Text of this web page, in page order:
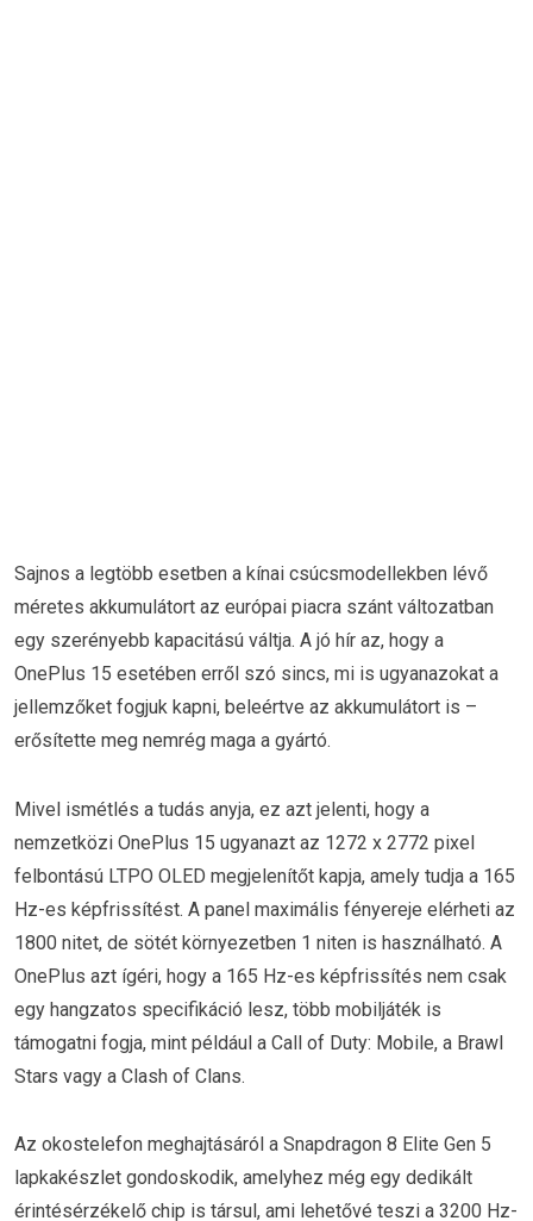
Sajnos a legtöbb esetben a kínai csúcsmodellekben lévő
méretes akkumulátort az európai piacra szánt változatban
egy szerényebb kapacitású váltja. A jó hír az, hogy a
OnePlus 15 esetében erről szó sincs, mi is ugyanazokat a
jellemzőket fogjuk kapni, beleértve az akkumulátort is –
erősítette meg nemrég maga a gyártó.
Mivel ismétlés a tudás anyja, ez azt jelenti, hogy a
nemzetközi OnePlus 15 ugyanazt az 1272 x 2772 pixel
felbontású LTPO OLED megjelenítőt kapja, amely tudja a 165
Hz-es képfrissítést. A panel maximális fényereje elérheti az
1800 nitet, de sötét környezetben 1 niten is használható. A
OnePlus azt ígéri, hogy a 165 Hz-es képfrissítés nem csak
egy hangzatos specifikáció lesz, több mobiljáték is
támogatni fogja, mint például a Call of Duty: Mobile, a Brawl
Stars vagy a Clash of Clans.
Az okostelefon meghajtásáról a Snapdragon 8 Elite Gen 5
lapkakészlet gondoskodik, amelyhez még egy dedikált
érintésérzékelő chip is társul, ami lehetővé teszi a 3200 Hz-